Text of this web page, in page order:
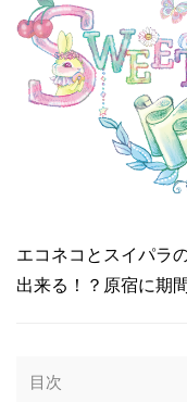
エコネコとスイパラ
出来る！？原宿に期
目次